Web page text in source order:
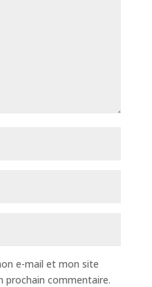
e-mail et mon site
prochain commentaire.